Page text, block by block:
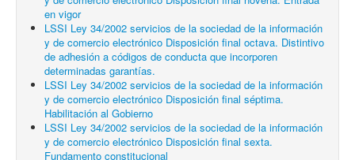
en vigor
LSSI Ley 34/2002 servicios de la sociedad de la información
y de comercio electrónico Disposición final octava. Distintivo
de adhesión a códigos de conducta que incorporen
determinadas garantías.
LSSI Ley 34/2002 servicios de la sociedad de la información
y de comercio electrónico Disposición final séptima.
Habilitación al Gobierno
LSSI Ley 34/2002 servicios de la sociedad de la información
y de comercio electrónico Disposición final sexta.
Fundamento constitucional